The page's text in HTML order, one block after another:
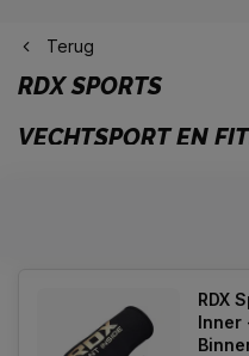
Terug
RDX SPORTS
VECHTSPORT EN
RDX is een Brits merk dat
en fitnessuitrusting voor
RDX
Inner